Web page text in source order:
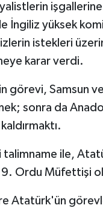
işgallerine
İngiliz yüksek
istekleri
karar verdi.
görevi, Samsun
sonra da
talimname ile,
9. Ordu Müfettişi
Atatürk'ün